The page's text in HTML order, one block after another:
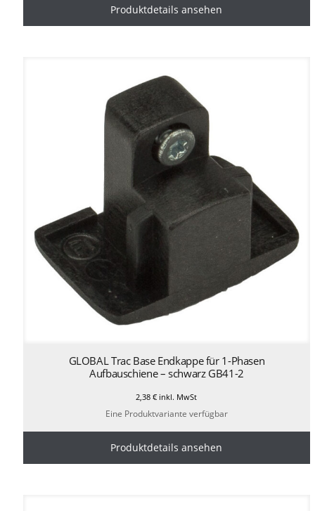
Produktdetails ansehen
GLOBAL Trac Base Endkappe für 1-Phasen
Aufbauschiene – schwarz GB41-2
2,38€ inkl. MwSt
Eine Produktvariante verfügbar
Produktdetails ansehen